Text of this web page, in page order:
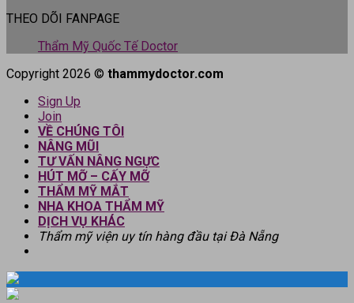
THEO DÕI FANPAGE
Thẩm Mỹ Quốc Tế Doctor
Copyright 2026 © thammydoctor.com
Sign Up
Join
VỀ CHÚNG TÔI
NÂNG MŨI
TƯ VẤN NÂNG NGỰC
HÚT MỠ – CẤY MỠ
THẨM MỸ MẮT
NHA KHOA THẨM MỸ
DỊCH VỤ KHÁC
Thẩm mỹ viện uy tín hàng đầu tại Đà Nẵng